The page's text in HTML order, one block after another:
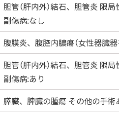
胆管（肝内外）結石、胆管炎 限
副傷病:なし
腹膜炎、腹腔内膿瘍（女性器臓
胆管（肝内外）結石、胆管炎 限
副傷病:あり
膵臓、脾臓の腫瘍 その他の手